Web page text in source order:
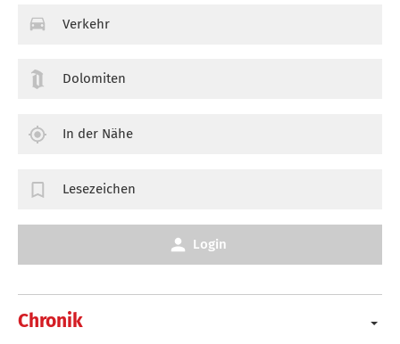
Chronik
Verkehr
Dolomiten
In der Nähe
Lesezeichen
Login